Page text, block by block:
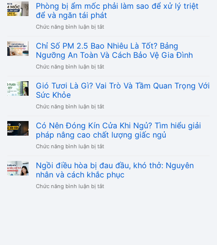
Phòng bị ẩm mốc phải làm sao để xử lý triệt
để và ngăn tái phát
Chức năng bình luận bị tắtở
bị
ẩm
mốc
phải
sao
lý
để
và
tái
Chỉ Số PM 2.5 Bao Nhiêu Là Tốt? Bảng
Ngưỡng An Toàn Và Cách Bảo Vệ Gia Đình
Chức năng bình luận bị tắtở
Số
PM
Bao
Là
Tốt?
Bảng
Ngưỡng
Toàn
Và
Cách
Bảo
Gió Tươi Là Gì? Vai Trò Và Tầm Quan Trọng Với
Sức Khỏe
Chức năng bình luận bị tắtở
Tươi
Là
Gì?
Vai
Và
Tầm
Quan
Trọng
Có Nên Đóng Kín Cửa Khi Ngủ? Tìm hiểu giải
pháp nâng cao chất lượng giấc ngủ
Chức năng bình luận bị tắtở
Nên
Đóng
Kín
Cửa
Ngồi điều hòa bị đau đầu, khó thở: Nguyên
nhân và cách khắc phục
Chức năng bình luận bị tắtở